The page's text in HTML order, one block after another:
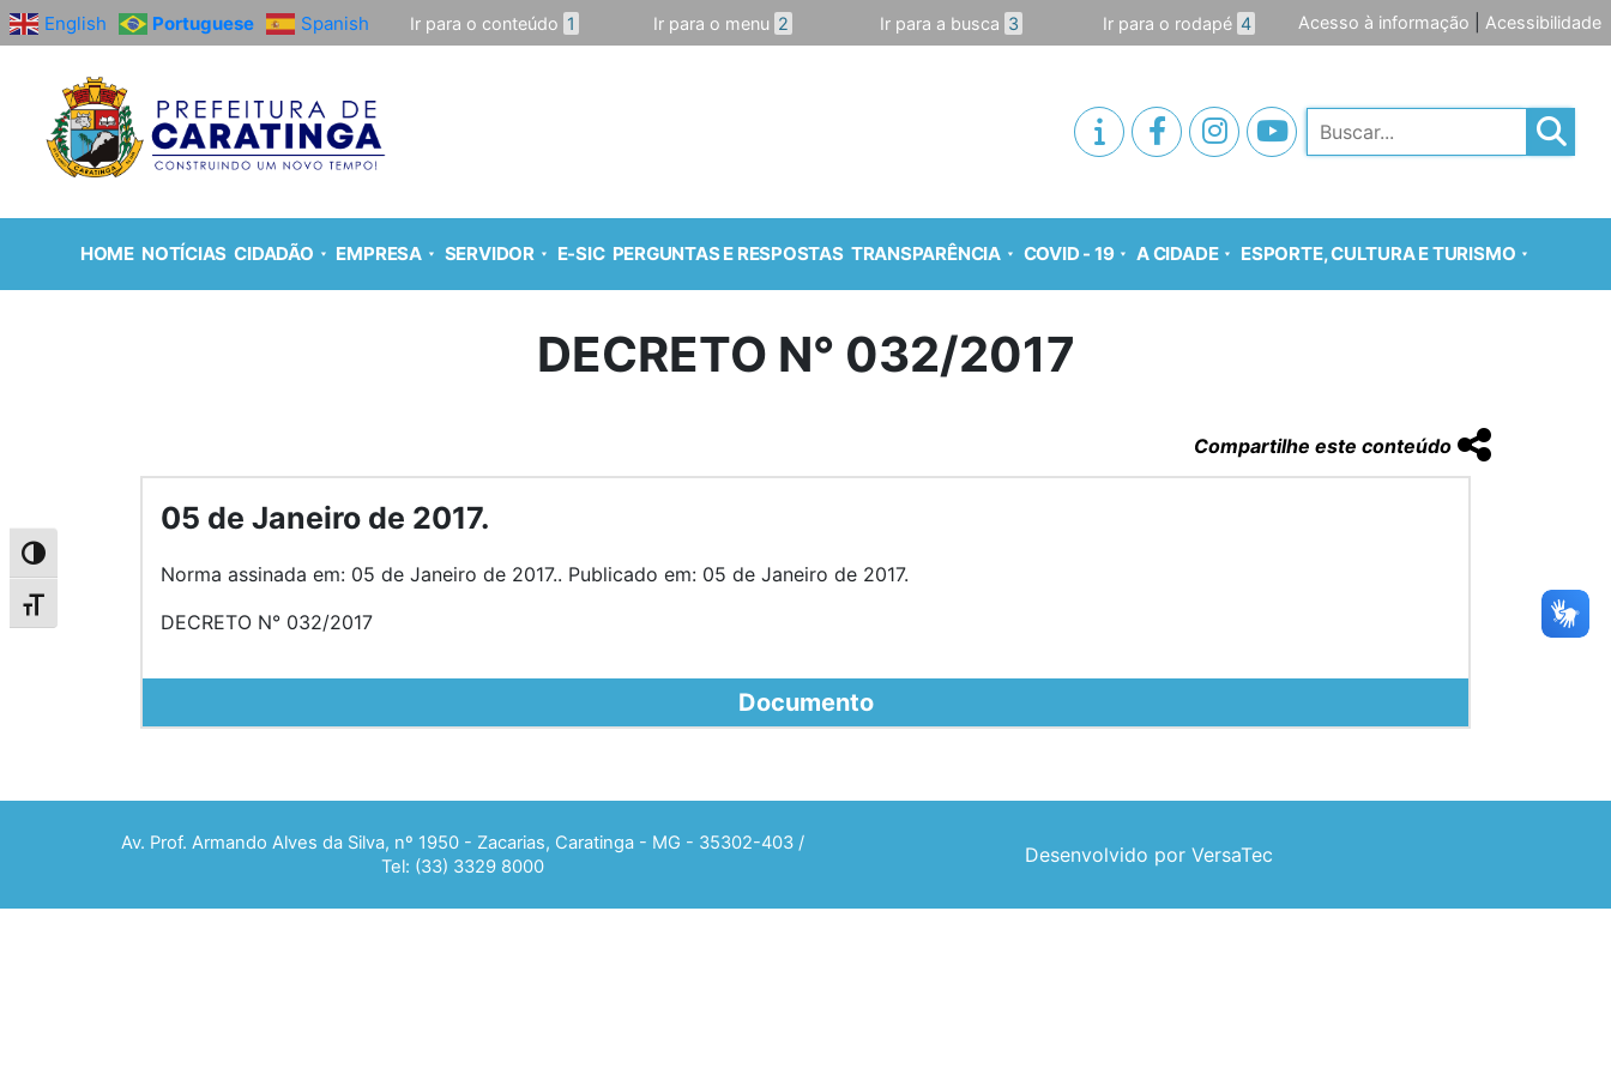
Alternar alto contraste
Alternar tamanho da fonte
English Portuguese Spanish Ir para o conteúdo 1 Ir para o menu 2 Ir para a busca 3 Ir para o rodapé 4 Acesso à informação Acessibilidade
Pesquisar
HOME NOTÍCIAS CIDADÃO EMPRESA SERVIDOR E-SIC PERGUNTAS E RESPOSTAS TRANSPARÊNCIA COVID - 19 A CIDADE ESPORTE, CULTURA E TURISMO
DECRETO N° 032/2017
Compartilhe este conteúdo
05 de Janeiro de 2017.
Norma assinada em: 05 de Janeiro de 2017.. Publicado em: 05 de Janeiro de 2017.
DECRETO N° 032/2017
Documento
Av. Prof. Armando Alves da Silva, nº 1950 - Zacarias, Caratinga - MG - 35302-403 /
Tel: (33) 3329 8000
Desenvolvido por VersaTec